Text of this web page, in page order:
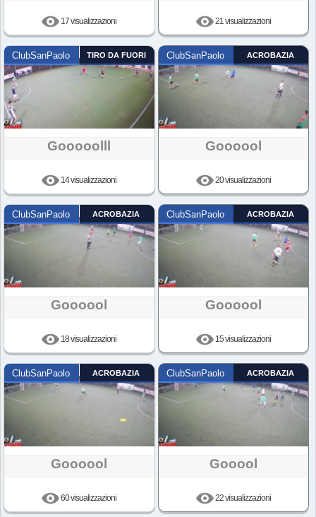
17 visualizzazioni 21 visualizzazioni
ClubSanPaolo TIRO DA FUORI
Gooooolll
14 visualizzazioni
ClubSanPaolo ACROBAZIA
Goooool
20 visualizzazioni
ClubSanPaolo ACROBAZIA
Goooool
18 visualizzazioni
ClubSanPaolo ACROBAZIA
Goooool
15 visualizzazioni
ClubSanPaolo ACROBAZIA
Goooool
60 visualizzazioni
ClubSanPaolo ACROBAZIA
Gooool
22 visualizzazioni